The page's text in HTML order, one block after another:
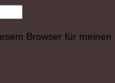
Browser für meinen